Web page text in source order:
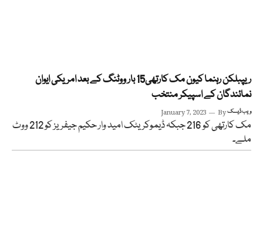
ریپبلکن رہنما کیون مک کارتھی15 بار ووٹنگ کے بعد امریکی ایوان
نمائندگان کے اسپیکر منتخب
January 7, 2023 Byویب ڈیسک
مک کارتھی کو 216 جبکہ ڈیموکریٹک امید وار حکیم جیفریز کو 212 ووٹ
ملے۔